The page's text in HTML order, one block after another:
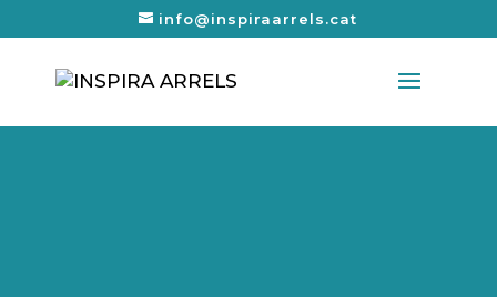
info@inspiraarrels.cat